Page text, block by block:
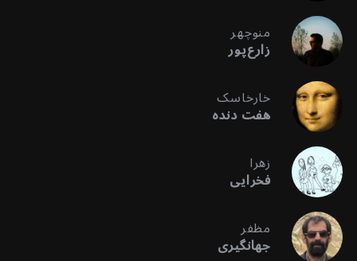
منوچهر
زارع‌پور
خارخاسک
هفت دنده
زهرا
فخرایی
مظفر
جهانگیری